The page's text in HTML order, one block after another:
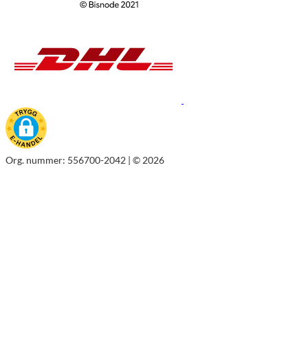
Org. nummer: 556700-2042 | © 2026